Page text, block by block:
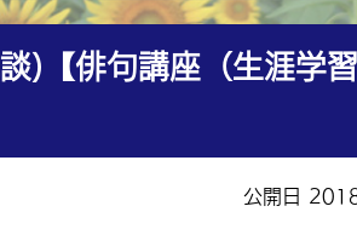
)【俳句講座（生涯学
公開日